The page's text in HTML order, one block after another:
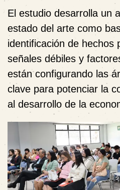
El estudio desarrolla un
estado del arte como
identificación de hechos
señales débiles y
están configurando las
clave para potenciar la
al desarrollo de la